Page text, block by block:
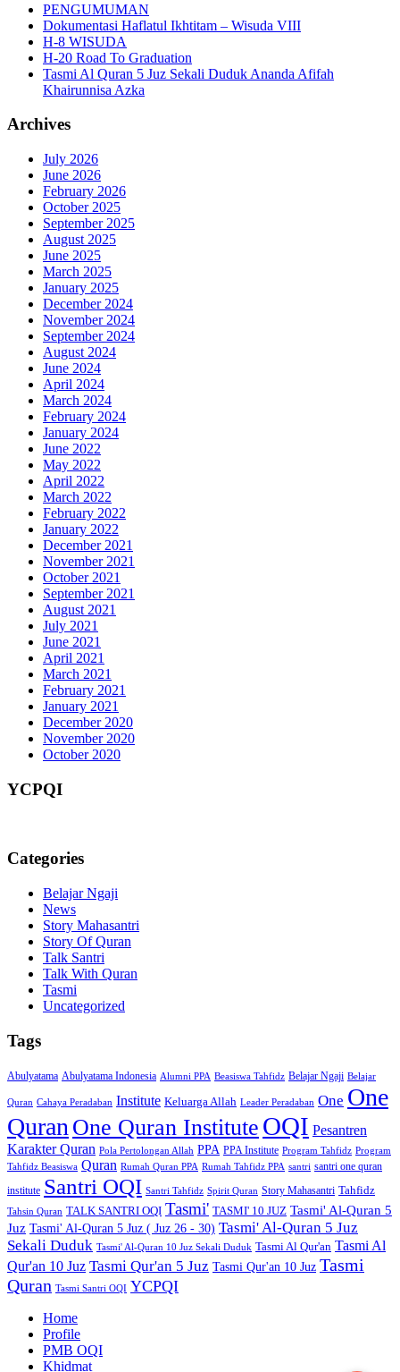
PENGUMUMAN
Dokumentasi Haflatul Ikhtitam – Wisuda VIII
H-8 WISUDA
H-20 Road To Graduation
Tasmi Al Quran 5 Juz Sekali Duduk Ananda Afifah
Khairunnisa Azka
Archives
July 2026
June 2026
February 2026
October 2025
September 2025
August 2025
June 2025
March 2025
January 2025
December 2024
November 2024
September 2024
August 2024
June 2024
April 2024
March 2024
February 2024
January 2024
June 2022
May 2022
April 2022
March 2022
February 2022
January 2022
December 2021
November 2021
October 2021
September 2021
August 2021
July 2021
June 2021
April 2021
March 2021
February 2021
January 2021
December 2020
November 2020
October 2020
YCPQI
Categories
Belajar Ngaji
News
Story Mahasantri
Story Of Quran
Talk Santri
Talk With Quran
Tasmi
Uncategorized
Tags
Abulyatama Abulyatama Indonesia Alumni PPA Beasiswa Tahfidz Belajar Ngaji Belajar
Quran Cahaya Peradaban Institute Keluarga Allah Leader Peradaban One One
QuranOne Quran Institute OQI Pesantren
Karakter Quran Pola Pertolongan Allah PPA PPA Institute Program Tahfidz Program
Tahfidz Beasiswa Quran Rumah Quran PPA Rumah Tahfidz PPA santri santri one quran
institute Santri OQI Santri Tahfidz Spirit Quran Story Mahasantri Tahfidz
Tahsin Quran TALK SANTRI OQI Tasmi' TASMI' 10 JUZ Tasmi' Al-Quran 5
Juz Tasmi' Al-Quran 5 Juz ( Juz 26 - 30) Tasmi' Al-Quran 5 Juz
Sekali Duduk Tasmi' Al-Quran 10 Juz Sekali Duduk Tasmi Al Qur'an Tasmi Al
Qur'an 10 Juz Tasmi Qur'an 5 Juz Tasmi Qur'an 10 Juz Tasmi
Quran Tasmi Santri OQI YCPQI
Home
Profile
PMB OQI
Khidmat